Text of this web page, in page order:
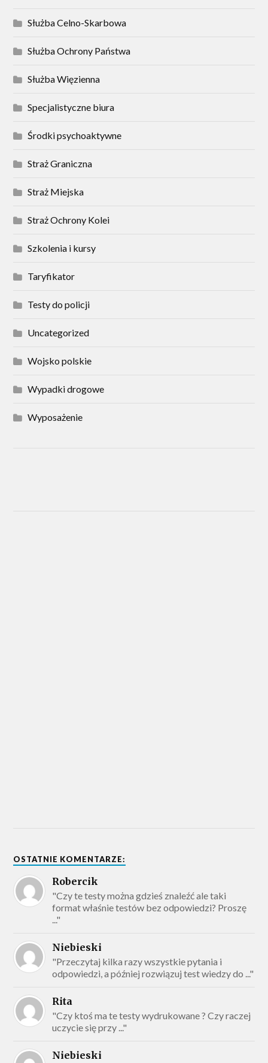
Służba Celno-Skarbowa
Służba Ochrony Państwa
Służba Więzienna
Specjalistyczne biura
Środki psychoaktywne
Straż Graniczna
Straż Miejska
Straż Ochrony Kolei
Szkolenia i kursy
Taryfikator
Testy do policji
Uncategorized
Wojsko polskie
Wypadki drogowe
Wyposażenie
OSTATNIE KOMENTARZE:
Robercik
"Czy te testy można gdzieś znaleźć ale taki
format właśnie testów bez odpowiedzi? Proszę
..."
Niebieski
"Przeczytaj kilka razy wszystkie pytania i
odpowiedzi, a później rozwiązuj test wiedzy do ..."
Rita
"Czy ktoś ma te testy wydrukowane ? Czy raczej
uczycie się przy ..."
Niebieski